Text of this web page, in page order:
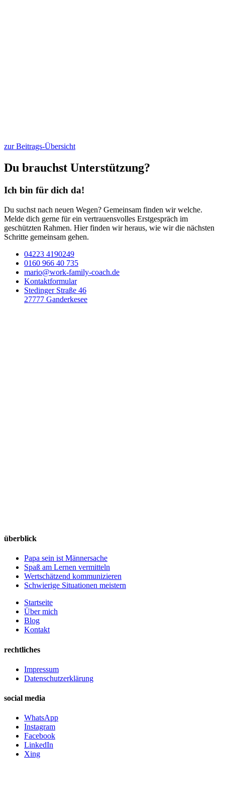
zur Beitrags-Übersicht
Du brauchst Unterstützung?
Ich bin für dich da!
Du suchst nach neuen Wegen? Gemeinsam finden wir welche.
Melde dich gerne für ein vertrauensvolles Erstgespräch im
geschützten Rahmen. Hier finden wir heraus, wie wir die nächsten
Schritte gemeinsam gehen.
04223 4190249
0160 966 40 735
mario@work-family-coach.de
Kontaktformular
Stedinger Straße 46
27777 Ganderkesee
überblick
Papa sein ist Männersache
Spaß am Lernen vermitteln
Wertschätzend kommunizieren
Schwierige Situationen meistern
Startseite
Über mich
Blog
Kontakt
rechtliches
Impressum
Datenschutzerklärung
social media
WhatsApp
Instagram
Facebook
LinkedIn
Xing